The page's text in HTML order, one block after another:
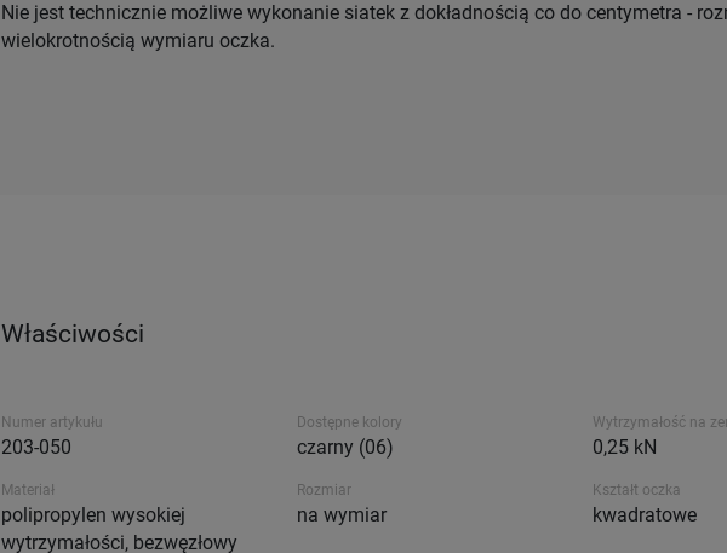
Nie jest technicznie możliwe wykonanie siatek z dokładnością co do centymetra -
wielokrotnością wymiaru oczka.
Właściwości
Numer artykułu
203-050
Dostępne kolory
czarny (06)
Wytrzymałość na
0,25 kN
Materiał
polipropylen wysokiej
wytrzymałości, bezwęzłowy
Rozmiar
na wymiar
Kształt oczka
kwadratowe